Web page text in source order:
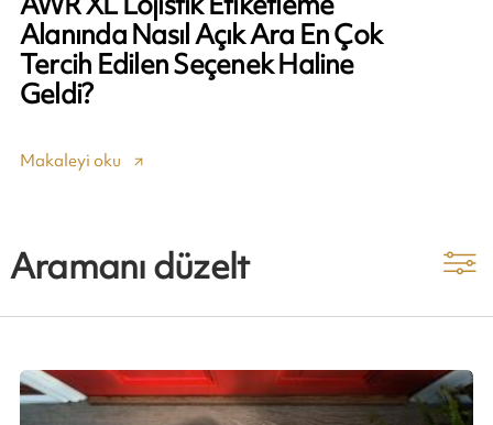
Alanında Nasıl Açık Ara En Çok
Tercih Edilen Seçenek Haline
Geldi?
Makaleyi oku
Aramanı düzelt